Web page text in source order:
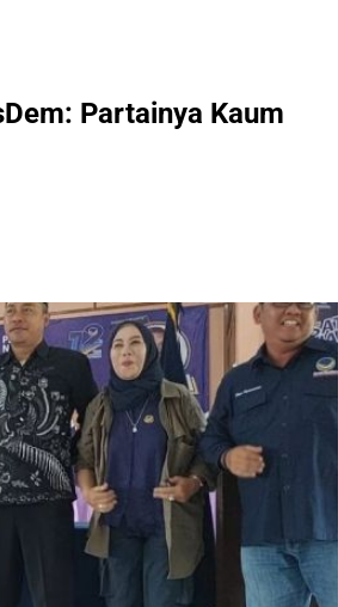
Partainya Kaum